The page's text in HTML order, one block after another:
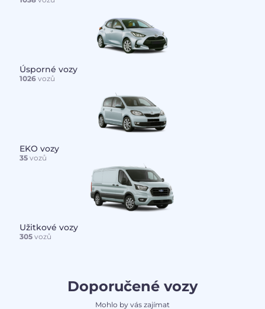
Úsporné vozy
1026vozů
EKO vozy
35vozů
Užitkové vozy
305vozů
Doporučené vozy
Mohlo by vás zajímat